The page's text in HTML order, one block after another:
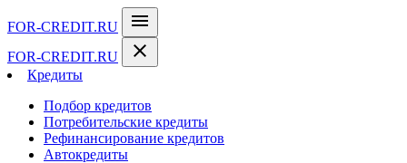
FOR-CREDIT.RU menu
FOR-CREDIT.RU close
Кредиты
Подбор кредитов
Потребительские кредиты
Рефинансирование кредитов
Автокредиты